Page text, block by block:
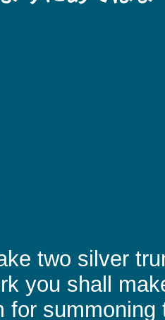
two silver
you shall
for summoning